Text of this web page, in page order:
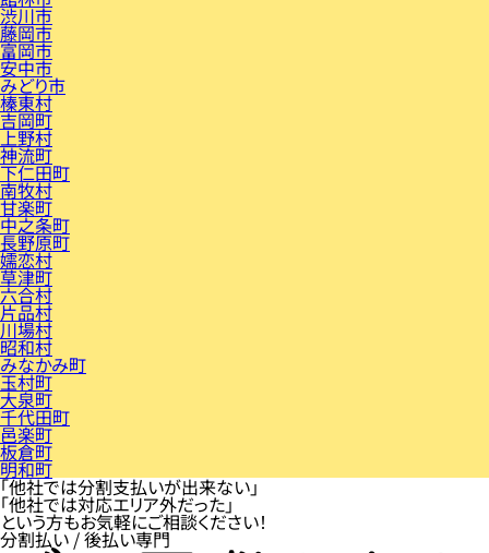
渋川市
藤岡市
富岡市
安中市
みどり市
榛東村
吉岡町
上野村
神流町
下仁田町
南牧村
甘楽町
中之条町
長野原町
嬬恋村
草津町
六合村
片品村
川場村
昭和村
みなかみ町
玉村町
大泉町
千代田町
邑楽町
板倉町
明和町
「他社では分割支払いが出来ない」
「他社では対応エリア外だった」
という方もお気軽にご相談ください！
分割払い / 後払い専門